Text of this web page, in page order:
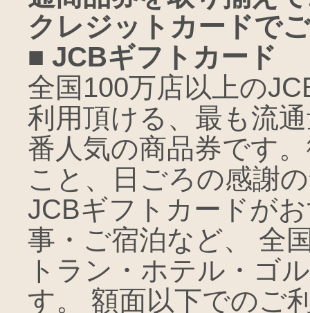
クレジットカードで
■ JCBギフトカード
全国100万店以上の
利用頂ける、最も流
番人気の商品券です
こと、日ごろの感謝
JCBギフトカードが
事・ご宿泊など、 全
トラン・ホテル・ゴ
す。 額面以下でのご